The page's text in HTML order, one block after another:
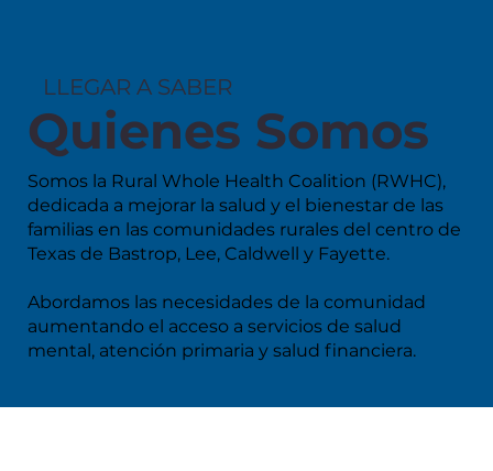
LLEGAR A SABER
Quienes Somos
Somos la Rural Whole Health Coalition (RWHC),
dedicada a mejorar la salud y el bienestar de las
familias en las comunidades rurales del centro de
Texas de Bastrop, Lee, Caldwell y Fayette.
Abordamos las necesidades de la comunidad
aumentando el acceso a servicios de salud
mental, atención primaria y salud financiera.